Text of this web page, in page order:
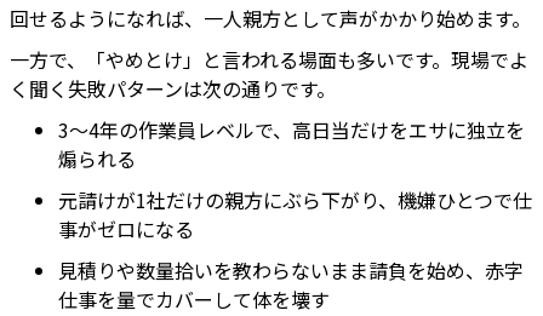
回せるようになれば、一人親方として声がかかり始めます。
一方で、「やめとけ」と言われる場面も多いです。現場でよ
く聞く失敗パターンは次の通りです。
3〜4年の作業員レベルで、高日当だけをエサに独立を
煽られる
元請けが1社だけの親方にぶら下がり、機嫌ひとつで仕
事がゼロになる
見積りや数量拾いを教わらないまま請負を始め、赤字
仕事を量でカバーして体を壊す